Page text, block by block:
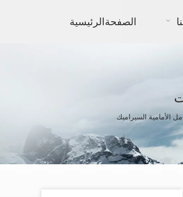
الصفحةالرئيسية
الأمامية السيراميك